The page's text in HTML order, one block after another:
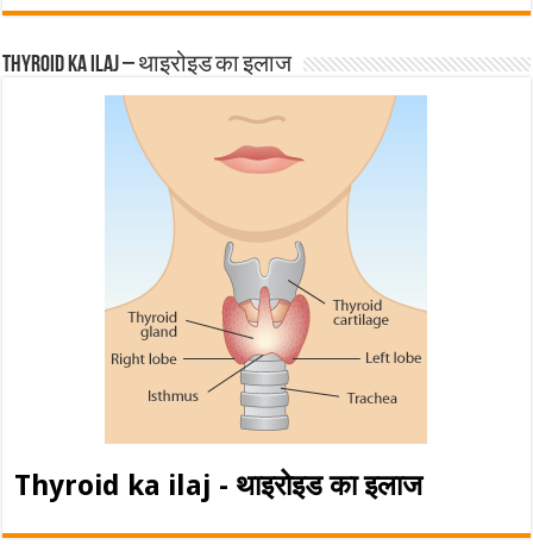
Thyroid ka ilaj – थाइरोइड का इलाज
Thyroid ka ilaj - थाइरोइड का इलाज